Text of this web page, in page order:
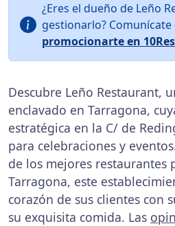
¿Eres el dueño de Leño
gestionarlo?
promocionarte en
Descubre Leño Restaurant,
enclavado en Tarragona,
estratégica en la C/ de
para celebraciones y
de los mejores restaurantes
Tarragona, este
corazón de sus clientes con
su exquisita comida. Las